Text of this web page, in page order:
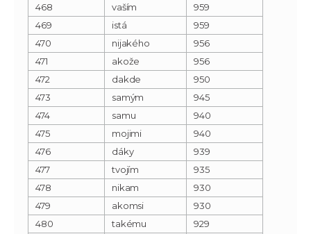
468
vaším
959
469
istá
959
470
nijakého
956
471
akože
956
472
dakde
950
473
samým
945
474
samu
940
475
mojimi
940
476
dáky
939
477
tvojím
935
478
nikam
930
479
akomsi
930
480
takému
929